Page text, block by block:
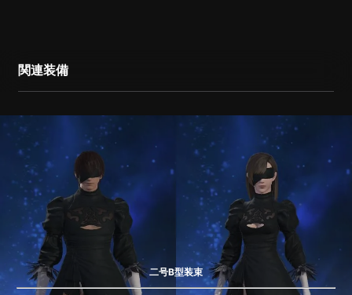
関連装備
二号B型装束